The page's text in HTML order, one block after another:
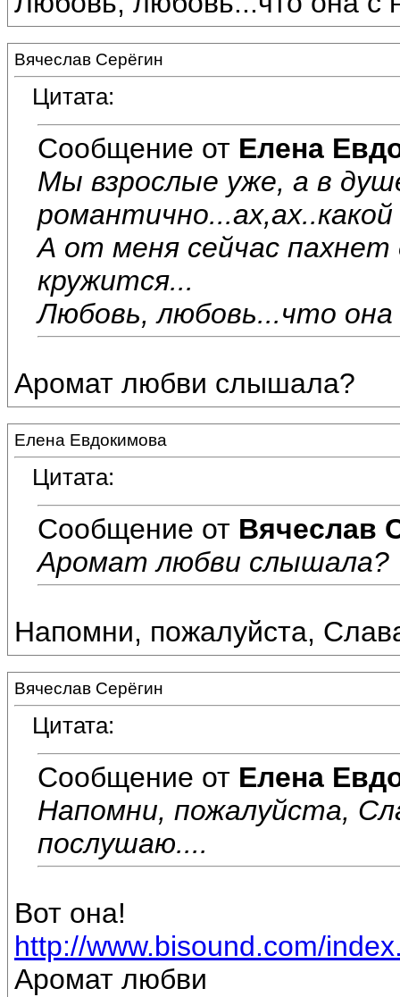
Вячеслав Серёгин
Цитата:
Сообщение от Елена
Мы взрослые уже, а в
романтично...ах,ах..какой
А от меня сейчас пахнет
кружится...
Любовь, любовь...что
Аромат любви слышала?
Елена Евдокимова
Цитата:
Сообщение от Вячеслав
Аромат любви слышала?
Напомни, пожалуйста,
Вячеслав Серёгин
Цитата:
Сообщение от Елена
Напомни, пожалуйста,
послушаю....
Вот она!
http://www.bisound.com/
Аромат любви